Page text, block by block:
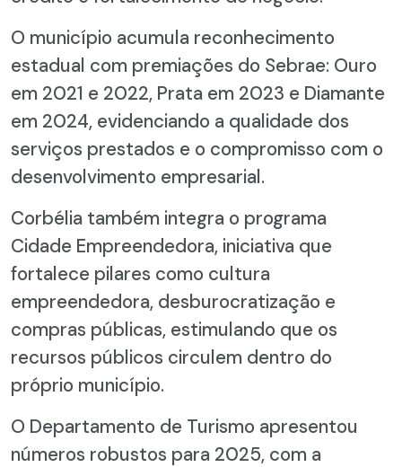
O município acumula reconhecimento
estadual com premiações do Sebrae: Ouro
em 2021 e 2022, Prata em 2023 e Diamante
em 2024, evidenciando a qualidade dos
serviços prestados e o compromisso com o
desenvolvimento empresarial.
Corbélia também integra o programa
Cidade Empreendedora, iniciativa que
fortalece pilares como cultura
empreendedora, desburocratização e
compras públicas, estimulando que os
recursos públicos circulem dentro do
próprio município.
O Departamento de Turismo apresentou
números robustos para 2025, com a